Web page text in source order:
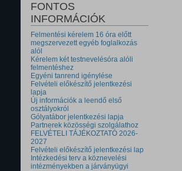
FONTOS
INFORMÁCIÓK
Felmentési kérelem 16 óra előtt
megszervezett egyéb foglalkozás
alól
Kérelem két testnevelésóra alóli
felmentéshez
Egyéni tanrend igénylése
Felvételi előkészítő jelentkezési
lapja
Új információk a leendő első
osztályokról
Gólyatábor jelentkezési lapja
Partnerek közösségi szolgálathoz
FELVÉTELI TÁJÉKOZTATÓ 2026-
2027
Felvételi előkészítő jelentkezési lap
Intézkedési terv a köznevelési
intézményekben a járványügyi